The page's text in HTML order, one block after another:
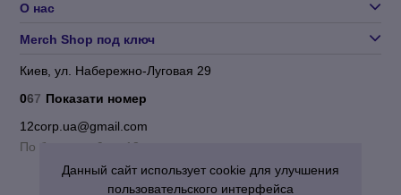
О нас
Merch Shop под ключ
Киев, ул. Набережно-Луговая 29
067 Показати номер
12corp.ua@gmail.com
По будням с 9 до 18
Данный сайт использует cookie для улучшения
пользовательского интерфейса